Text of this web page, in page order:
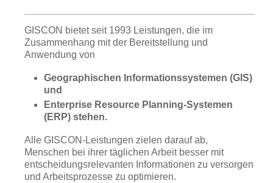
GISCON bietet seit 1993 Leistungen, die im
Zusammenhang mit der Bereitstellung und
Anwendung von
Geographischen Informationssystemen (GIS)
und
Enterprise Resource Planning-Systemen
(ERP) stehen.
Alle GISCON-Leistungen zielen darauf ab,
Menschen bei ihrer täglichen Arbeit besser mit
entscheidungsrelevanten Informationen zu versorgen
und Arbeitsprozesse zu optimieren.